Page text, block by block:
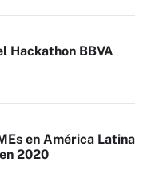
Hackathon BBVA
en América Latina
2020